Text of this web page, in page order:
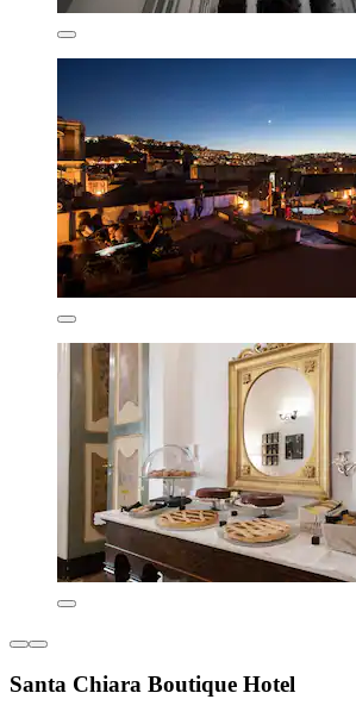
Santa Chiara Boutique Hotel